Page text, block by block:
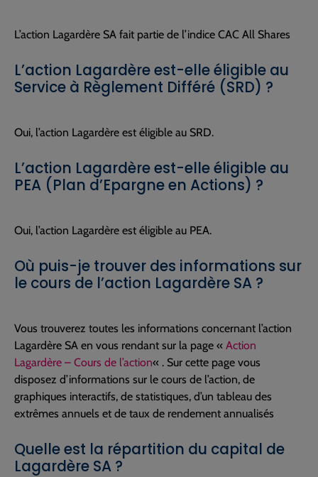
L’action Lagardère SA fait partie de l’indice CAC All Shares
L’action Lagardère est-elle éligible au
Service à Règlement Différé (SRD) ?
Oui, l’action Lagardère est éligible au SRD.
L’action Lagardère est-elle éligible au
PEA (Plan d’Epargne en Actions) ?
Oui, l’action Lagardère est éligible au PEA.
Où puis-je trouver des informations sur
le cours de l’action Lagardère SA ?
Vous trouverez toutes les informations concernant l’action
Lagardère SA en vous rendant sur la page « Action
Lagardère – Cours de l’action« . Sur cette page vous
disposez d’informations sur le cours de l’action, de
graphiques interactifs, de statistiques, d’un tableau des
extrêmes annuels et de taux de rendement annualisés
Quelle est la répartition du capital de
Lagardère SA ?